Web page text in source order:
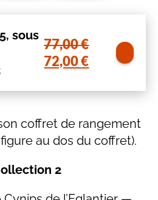
sous
77,00€
Le
initial
77,00 €.
72,00€Le
actuel
72,00 €.
coffret de rangement
au dos du coffret).
2